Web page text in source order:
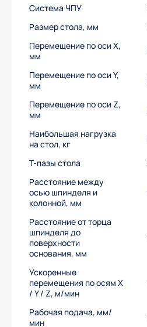
Система ЧПУ
Размер стола, мм
Перемещение по оси Х,
мм
Перемещение по оси Y,
мм
Перемещение по оси Z,
мм
Наибольшая нагрузка
на стол, кг
T-пазы стола
Расстояние между
осью шпинделя и
колонной, мм
Расстояние от торца
шпинделя до
поверхности
основания, мм
Ускоренные
перемещения по осям X
/ Y / Z, м/мин
Рабочая подача, мм/
мин